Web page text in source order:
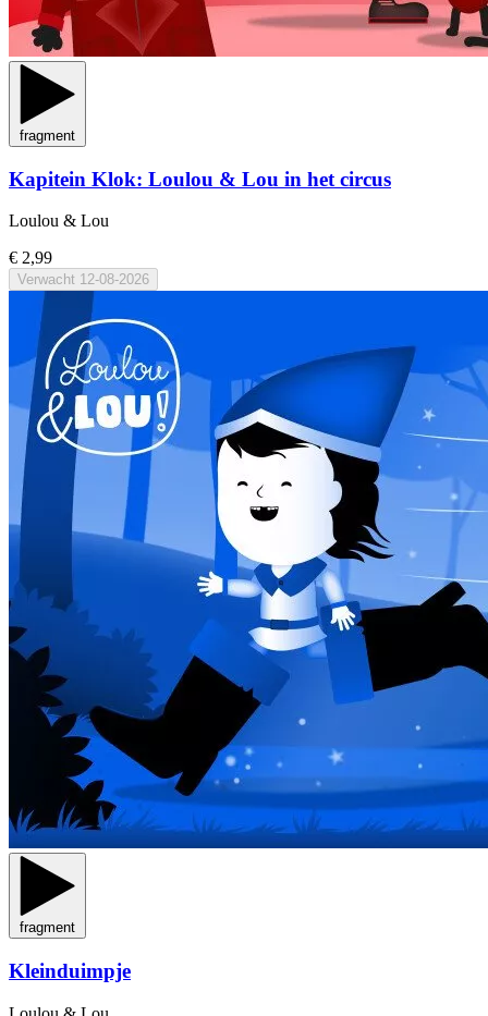
fragment
Kapitein Klok: Loulou & Lou in het circus
Loulou & Lou
€ 2,99
Verwacht 12-08-2026
fragment
Kleinduimpje